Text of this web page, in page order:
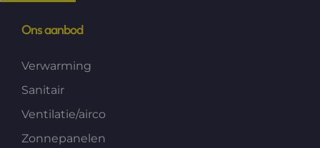
Ons aanbod
Verwarming
Sanitair
Ventilatie/airco
Zonnepanelen